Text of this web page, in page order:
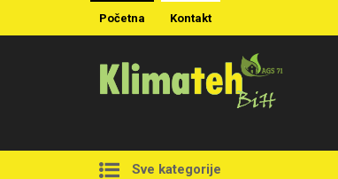
Početna Kontakt
Sve kategorije